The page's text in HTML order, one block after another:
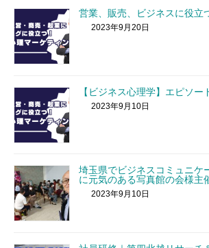
営業、販売、ビジネスに役立
2023年9月20日
【ビジネス心理学】エピソー
2023年9月10日
埼玉県でビジネスコミュニケ
に元気のある写真館の会様主
2023年9月10日